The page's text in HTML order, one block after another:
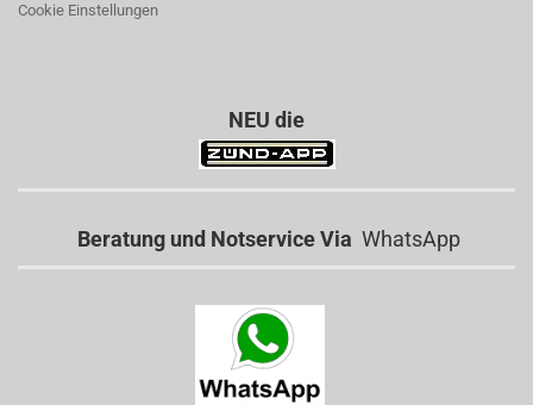
Cookie Einstellungen
NEU die
Beratung und Notservice Via WhatsApp